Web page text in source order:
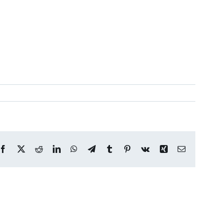
Facebook
X RedditLinkedInWhatsApp
TelegramTumblr Pinterest
Vk Xing Correo